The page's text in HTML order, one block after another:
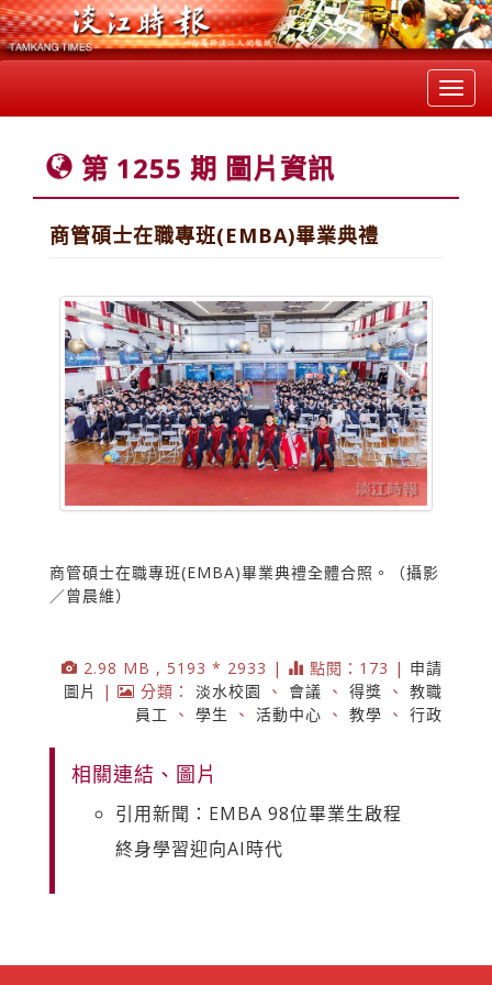
第 1255 期 圖片資訊
商管碩士在職專班(EMBA)畢業典禮
商管碩士在職專班(EMBA)畢業典禮全體合照。（攝影
／曾晨維）
2.98 MB , 5193 * 2933 | 點閱：173 | 申請
圖片
| 分類： 淡水校園 、 會議 、 得獎 、 教職
員工
、 學生 、 活動中心 、 教學 、 行政
相關連結、圖片
引用新聞：EMBA 98位畢業生啟程
終身學習迎向AI時代